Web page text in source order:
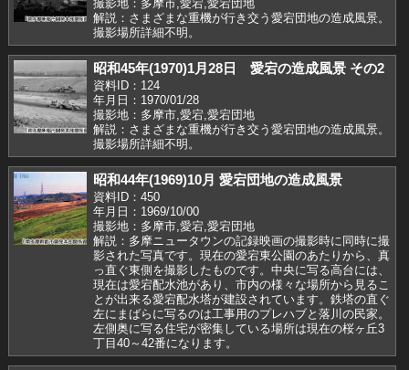
撮影地：多摩市,愛宕,愛宕団地
解説：さまざまな重機が行き交う愛宕団地の造成風景。
撮影場所詳細不明。
昭和45年(1970)1月28日 愛宕の造成風景 その2
資料ID：124
年月日：1970/01/28
撮影地：多摩市,愛宕,愛宕団地
解説：さまざまな重機が行き交う愛宕団地の造成風景。
撮影場所詳細不明。
昭和44年(1969)10月 愛宕団地の造成風景
資料ID：450
年月日：1969/10/00
撮影地：多摩市,愛宕,愛宕団地
解説：多摩ニュータウンの記録映画の撮影時に同時に撮
影された写真です。現在の愛宕東公園のあたりから、真
っ直ぐ東側を撮影したものです。中央に写る高台には、
現在は愛宕配水池があり、市内の様々な場所から見るこ
とが出来る愛宕配水塔が建設されています。鉄塔の直ぐ
左にまばらに写るのは工事用のプレハブと落川の民家。
左側奥に写る住宅が密集している場所は現在の桜ヶ丘3
丁目40～42番になります。